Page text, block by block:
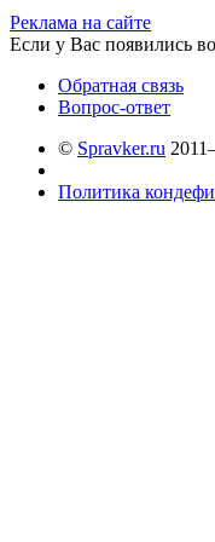
Реклама на сайте
Если у Вас появились
Обратная связь
Вопрос-ответ
© Spravker.ru
Политика